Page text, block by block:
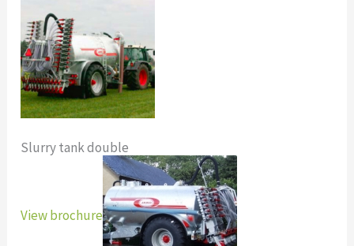
Slurry tank double
View brochure